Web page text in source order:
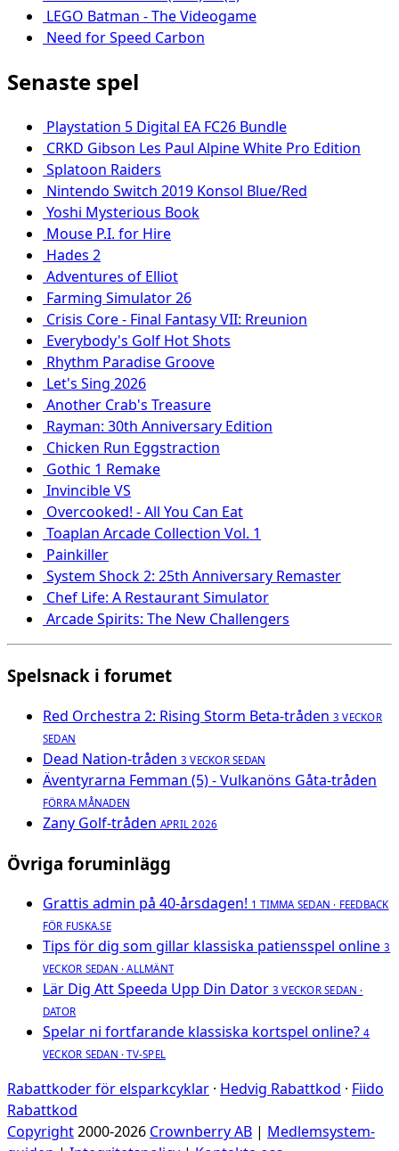
LEGO Batman - The Videogame
Need for Speed Carbon
Senaste spel
Playstation 5 Digital EA FC26 Bundle
CRKD Gibson Les Paul Alpine White Pro Edition
Splatoon Raiders
Nintendo Switch 2019 Konsol Blue/Red
Yoshi Mysterious Book
Mouse P.I. for Hire
Hades 2
Adventures of Elliot
Farming Simulator 26
Crisis Core - Final Fantasy VII: Rreunion
Everybody's Golf Hot Shots
Rhythm Paradise Groove
Let's Sing 2026
Another Crab's Treasure
Rayman: 30th Anniversary Edition
Chicken Run Eggstraction
Gothic 1 Remake
Invincible VS
Overcooked! - All You Can Eat
Toaplan Arcade Collection Vol. 1
Painkiller
System Shock 2: 25th Anniversary Remaster
Chef Life: A Restaurant Simulator
Arcade Spirits: The New Challengers
Spelsnack i forumet
Red Orchestra 2: Rising Storm Beta-tråden 3 VECKOR
SEDAN
Dead Nation-tråden 3 VECKOR SEDAN
Äventyrarna Femman (5) - Vulkanöns Gåta-tråden
FÖRRA MÅNADEN
Zany Golf-tråden APRIL 2026
Övriga foruminlägg
Grattis admin på 40-årsdagen! 1 TIMMA SEDAN · FEEDBACK
FÖR FUSKA.SE
Tips för dig som gillar klassiska patiensspel online 3
VECKOR SEDAN · ALLMÄNT
Lär Dig Att Speeda Upp Din Dator 3 VECKOR SEDAN ·
DATOR
Spelar ni fortfarande klassiska kortspel online? 4
VECKOR SEDAN · TV-SPEL
Rabattkoder för elsparkcyklar · Hedvig Rabattkod · Fiido
Rabattkod
Copyright2000-2026 Crownberry AB | Medlemsystem-